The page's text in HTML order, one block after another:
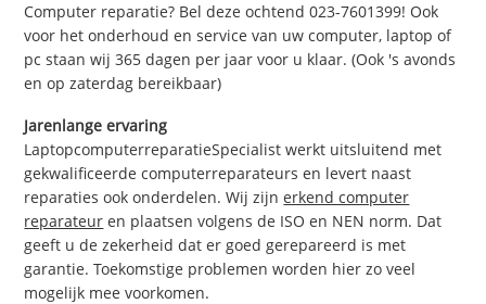
Computer reparatie? Bel deze ochtend 023-7601399! Ook
voor het onderhoud en service van uw computer, laptop of
pc staan wij 365 dagen per jaar voor u klaar. (Ook 's avonds
en op zaterdag bereikbaar)
Jarenlange ervaring
LaptopcomputerreparatieSpecialist werkt uitsluitend met
gekwalificeerde computerreparateurs en levert naast
reparaties ook onderdelen. Wij zijnerkend computer
reparateur en plaatsen volgens de ISO en NEN norm. Dat
geeft u de zekerheid dat er goed gerepareerd is met
garantie. Toekomstige problemen worden hier zo veel
mogelijk mee voorkomen.